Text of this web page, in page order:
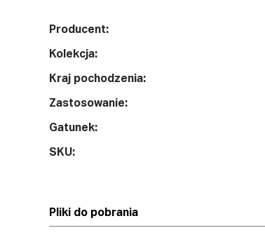
Producent:
Kolekcja:
Kraj pochodzenia:
Zastosowanie:
Gatunek:
SKU:
Pliki do pobrania